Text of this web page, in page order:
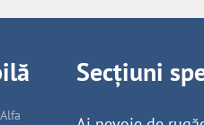
Secțiuni